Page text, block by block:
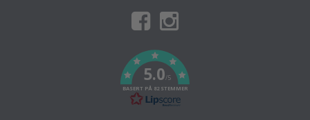
5.0/5
BASERT PÅ 82 STEMMER